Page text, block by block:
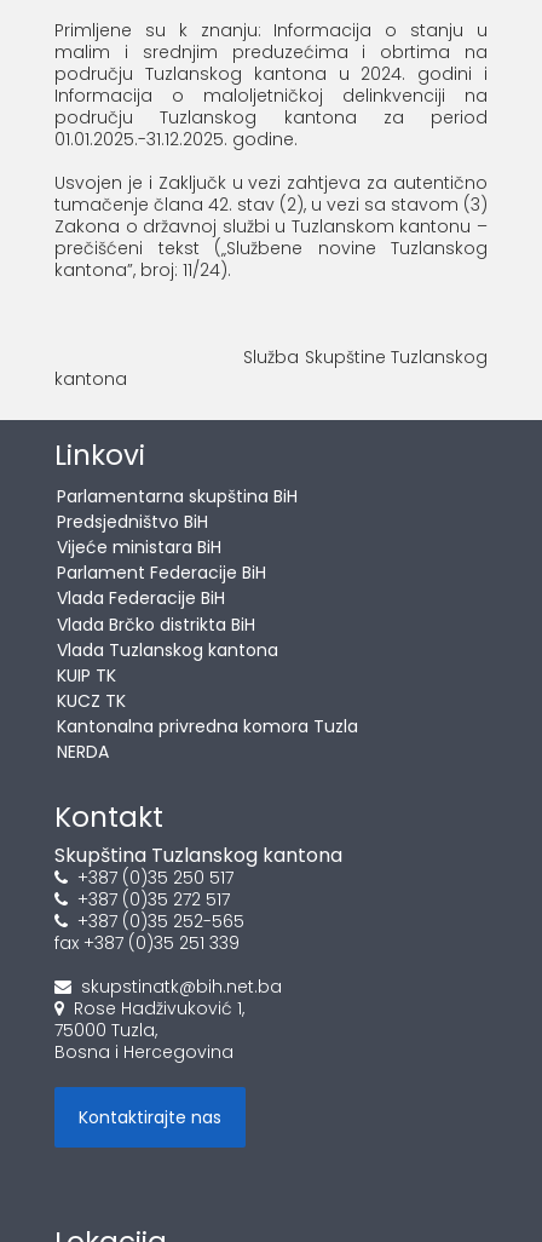
Primljene su k znanju: Informacija o stanju u
malim i srednjim preduzećima i obrtima na
području Tuzlanskog kantona u 2024. godini i
Informacija o maloljetničkoj delinkvenciji na
području Tuzlanskog kantona za period
01.01.2025.-31.12.2025. godine.
Usvojen je i Zaključk u vezi zahtjeva za autentično
tumačenje člana 42. stav (2), u vezi sa stavom (3)
Zakona o državnoj službi u Tuzlanskom kantonu –
prečišćeni tekst („Službene novine Tuzlanskog
kantona”, broj: 11/24).
Služba Skupštine Tuzlanskog
kantona
Linkovi
Parlamentarna skupština BiH
Predsjedništvo BiH
Vijeće ministara BiH
Parlament Federacije BiH
Vlada Federacije BiH
Vlada Brčko distrikta BiH
Vlada Tuzlanskog kantona
KUIP TK
KUCZ TK
Kantonalna privredna komora Tuzla
NERDA
Kontakt
Skupština Tuzlanskog kantona
+387 (0)35 250 517
+387 (0)35 272 517
+387 (0)35 252-565
fax +387 (0)35 251 339
skupstinatk@bih.net.ba
Rose Hadživuković 1,
75000 Tuzla,
Bosna i Hercegovina
Kontaktirajte nas